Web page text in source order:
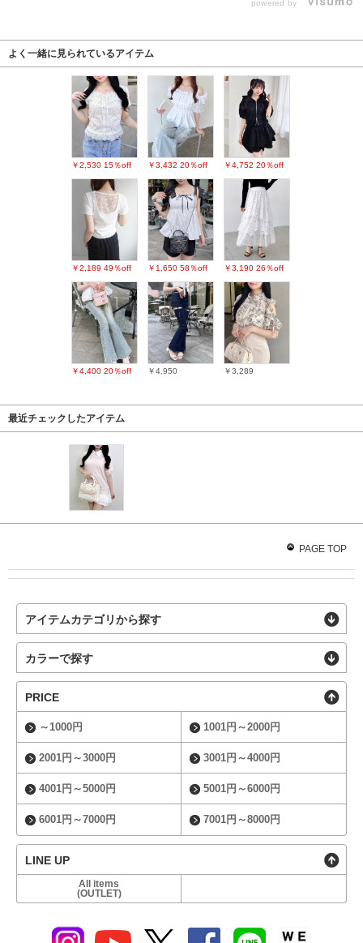
powered by
よく一緒に見られているアイテム
￥2,530 15％off ￥3,432 20％off ￥4,752 20％off
￥2,189 49％off ￥1,650 58％off ￥3,190 26％off
￥4,400 20％off ￥4,950 ￥3,289
最近チェックしたアイテム
PAGE TOP
アイテムカテゴリから探す
カラーで探す
PRICE
～1000円 1001円～2000円
2001円～3000円 3001円～4000円
4001円～5000円 5001円～6000円
6001円～7000円 7001円～8000円
LINE UP
All items
(OUTLET)